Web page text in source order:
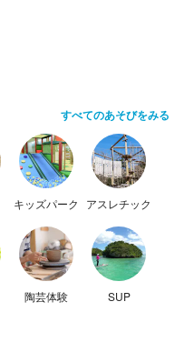
すべてのあそびをみる
キッズパーク アスレチック
陶芸体験 SUP